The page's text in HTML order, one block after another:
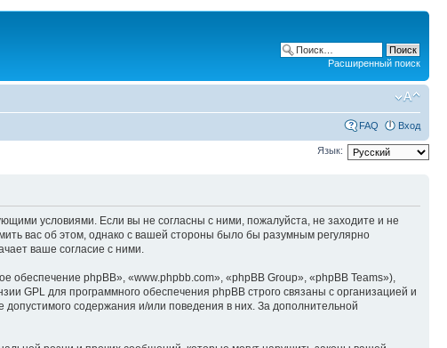
Расширенный поиск
FAQ Вход
Язык:
условиями. Если вы не согласны с ними, пожалуйста, не заходите и не
вас об этом, однако с вашей стороны было бы разумным регулярно
ваше согласие с ними.
phpBB», «www.phpbb.com», «phpBB Group», «phpBB Teams»),
GPL для программного обеспечения phpBB строго связаны с организацией и
содержания и/или поведения в них. За дополнительной